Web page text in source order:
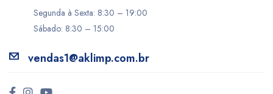
Segunda à Sexta: 8:30 – 19:00
Sábado: 8:30 – 15:00
vendas1@aklimp.com.br